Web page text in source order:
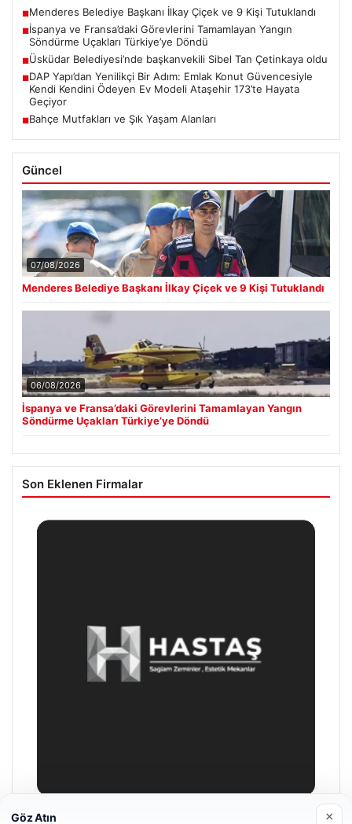
■Menderes Belediye Başkanı İlkay Çiçek ve 9 Kişi Tutuklandı
■İspanya ve Fransa’daki Görevlerini Tamamlayan Yangın
Söndürme Uçakları Türkiye’ye Döndü
■Üsküdar Belediyesi’nde başkanvekili Sibel Tan Çetinkaya oldu
■DAP Yapı’dan Yenilikçi Bir Adım: Emlak Konut Güvencesiyle
Kendi Kendini Ödeyen Ev Modeli Ataşehir 173’te Hayata
Geçiyor
■Bahçe Mutfakları ve Şık Yaşam Alanları
Güncel
07/08/2026
Menderes Belediye Başkanı İlkay Çiçek ve 9 Kişi Tutuklandı
06/08/2026
İspanya ve Fransa’daki Görevlerini Tamamlayan Yangın
Söndürme Uçakları Türkiye’ye Döndü
Son Eklenen Firmalar
Göz Atın ×